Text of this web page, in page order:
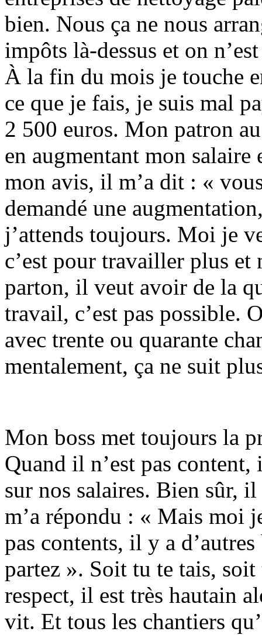
bien. Nous ça ne nous
impôts là-dessus et on
À la fin du mois je touche
ce que je fais, je suis mal
2 500 euros. Mon patron
en augmentant mon
mon avis, il m’a dit : «
demandé une
j’attends toujours. Moi je
c’est pour travailler plus
parton, il veut avoir de la
travail, c’est pas possible.
avec trente ou quarante
mentalement, ça ne suit
Mon boss met toujours la
Quand il n’est pas content,
sur nos salaires. Bien sûr,
m’a répondu : « Mais moi
pas contents, il y a
partez ». Soit tu te tais, soit
respect, il est très hautain
vit. Et tous les chantiers